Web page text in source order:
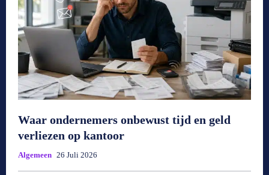
Waar ondernemers onbewust tijd en geld
verliezen op kantoor
Algemeen 26 Juli 2026